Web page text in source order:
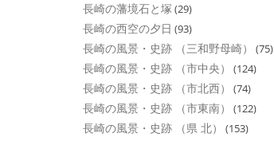
長崎の藩境石と塚 (29)
長崎の西空の夕日 (93)
長崎の風景・史跡 （三和野母崎） (75)
長崎の風景・史跡 （市中央） (124)
長崎の風景・史跡 （市北西） (74)
長崎の風景・史跡 （市東南） (122)
長崎の風景・史跡 （県 北） (153)